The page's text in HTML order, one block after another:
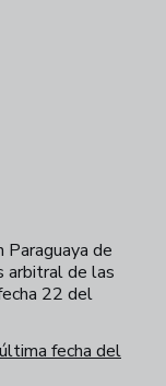
Paraguaya de
arbitral de las
22 del
fecha del